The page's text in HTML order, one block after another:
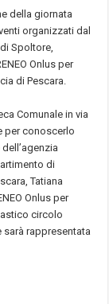
della giornata
organizzati dal
Spoltore,
Onlus per
di Pescara.
Comunale in via
per conoscerlo
di
Tatiana
Onlus per
circolo
rappresentata